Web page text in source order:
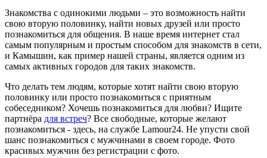
Знакомства с одинокими людьми – это возможность найти
свою вторую половинку, найти новых друзей или просто
познакомиться для общения. В наше время интернет стал
самым популярным и простым способом для знакомств в сети,
и Камышин, как пример нашей страны, является одним из
самых активных городов для таких знакомств.
Что делать тем людям, которые хотят найти свою вторую
половинку или просто познакомиться с приятным
собеседником? Хочешь познакомиться для любви? Ищите
партнёра для встреч? Все свободные, которые желают
познакомиться - здесь, на службе Lamour24. Не упусти свой
шанс познакомиться с мужчинами в своем городе. Фото
красивых мужчин без регистрации с фото.